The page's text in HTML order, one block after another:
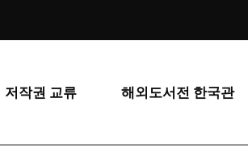
저작권 교류 해외도서전 한국관